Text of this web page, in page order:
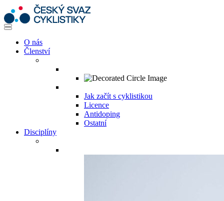
O nás
Členství
Jak začít s cyklistikou
Licence
Antidoping
Ostatní
Disciplíny